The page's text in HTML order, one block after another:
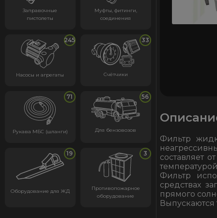
Фильтр
составляет
температурой
Фильтр
средствах
прямого
Заправочные
пистолеты
Муфты, фитинги,
соединения
Насосы и агрегаты
245
Счётчики
33
Рукава МБС (шланги)
71
Для бензовозов
56
Оборудование для ЖД
19
Противопожарное
оборудование
3